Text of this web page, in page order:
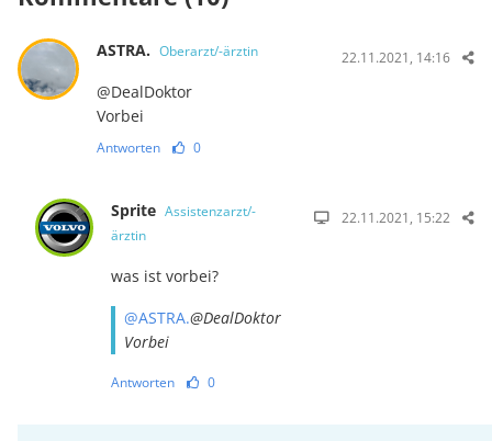
ASTRA. Oberarzt/-ärztin 22.11.2021, 14:16
@DealDoktor
Vorbei
Antworten 0
Sprite Assistenzarzt/-
ärztin
22.11.2021, 15:22
was ist vorbei?
@ASTRA.@DealDoktor
Vorbei
Antworten 0